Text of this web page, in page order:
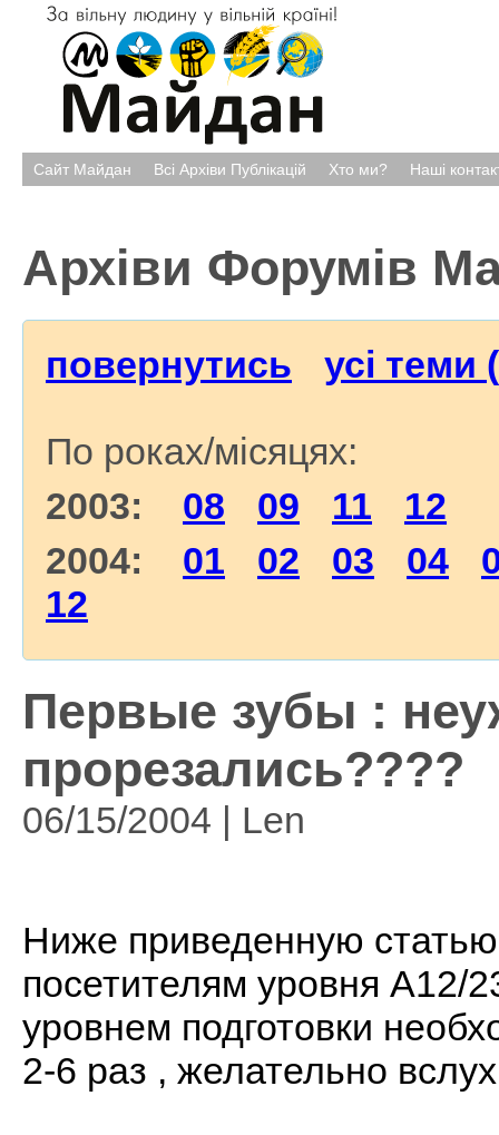
Сайт Майдан Всі Архіви Публікацій Хто ми? Наші
Архіви Форумів
повернутись усі теми
По роках/місяцях:
2003: 08 09 11
12
2004: 01 02 03 04
12
Первые зубы :
прорезались????
06/15/2004 | Len
Ниже приведенную
посетителям уровня
уровнем подготовки
2-6 раз , желательно